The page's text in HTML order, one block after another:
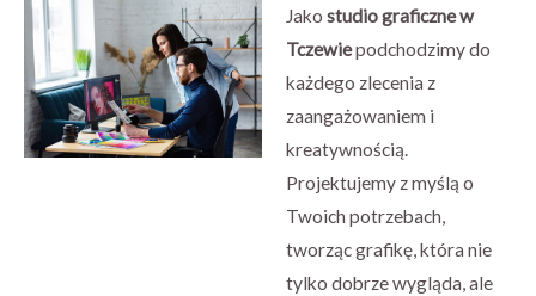
Jakostudio graficzne w
Tczewiepodchodzimy do
każdego zlecenia z
zaangażowaniem i
kreatywnością.
Projektujemy z myślą o
Twoich potrzebach,
tworząc grafikę, która nie
tylko dobrze wygląda, ale